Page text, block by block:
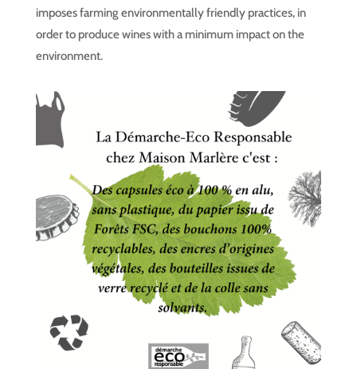
imposes farming environmentally friendly practices, in
order to produce wines with a minimum impact on the
environment.